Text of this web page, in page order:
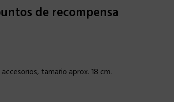
de recompensa
tamaño aprox. 18 cm.